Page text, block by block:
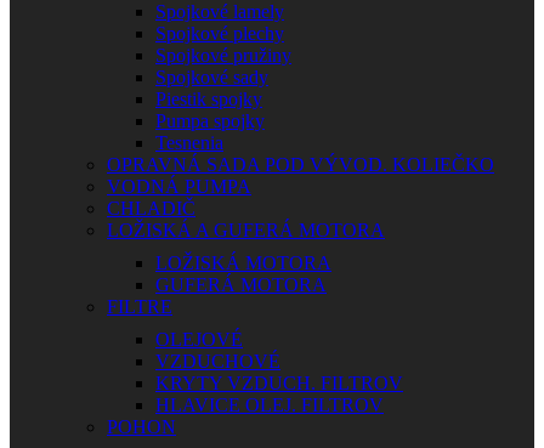
Spojkové lamely
Spojkové plechy
Spojkové pružiny
Spojkové sady
Piestik spojky
Pumpa spojky
Tesnenia
OPRAVNÁ SADA POD VÝVOD. KOLIEČKO
VODNÁ PUMPA
CHLADIČ
LOŽISKÁ A GUFERÁ MOTORA
LOŽISKÁ MOTORA
GUFERÁ MOTORA
FILTRE
OLEJOVÉ
VZDUCHOVÉ
KRYTY VZDUCH. FILTROV
HLAVICE OLEJ. FILTROV
POHON